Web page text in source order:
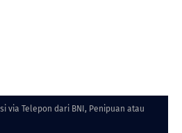
via Telepon dari BNI, Penipuan atau